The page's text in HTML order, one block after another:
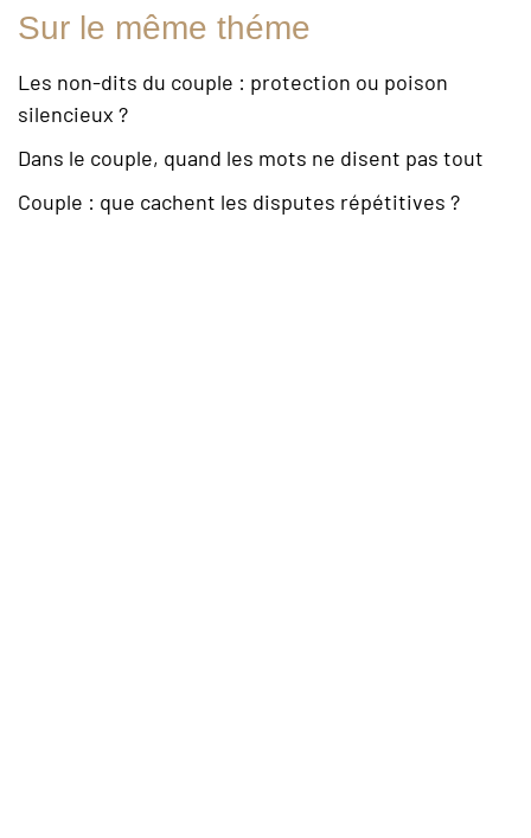
Sur le même théme
Les non-dits du couple : protection ou poison
silencieux ?
Dans le couple, quand les mots ne disent pas tout
Couple : que cachent les disputes répétitives ?